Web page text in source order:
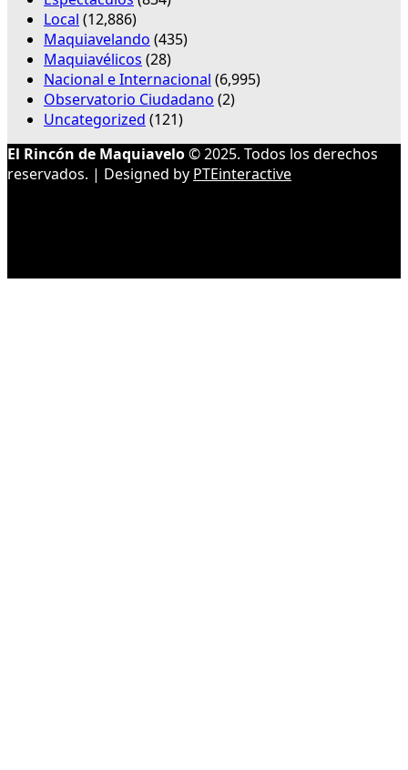
Local (12,886)
Maquiavelando (435)
Maquiavélicos (28)
Nacional e Internacional (6,995)
Observatorio Ciudadano (2)
Uncategorized (121)
El Rincón de Maquiavelo© 2025. Todos los derechos
reservados. | Designed by PTEinteractive